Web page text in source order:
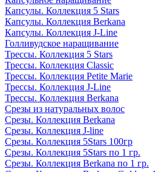
Капсулы. Коллекция 5 Stars
Капсулы. Коллекция Berkana
Капсулы. Коллекция J-Line
Голливудское наращивание
Трессы. Коллекция 5 Stars
Трессы. Коллекция Classic
Трессы. Коллекция Petite Marie
Трессы. Коллекция J-Line
Трессы. Коллекция Berkana
Срезы из натуральных волос
Срезы. Коллекция Berkana
Срезы. Коллекция J-line
Срезы. Коллекция 5Stars 100гр
Срезы. Коллекция 5Stars по 1 гр.
Срезы. Коллекция Berkana по 1 гр.